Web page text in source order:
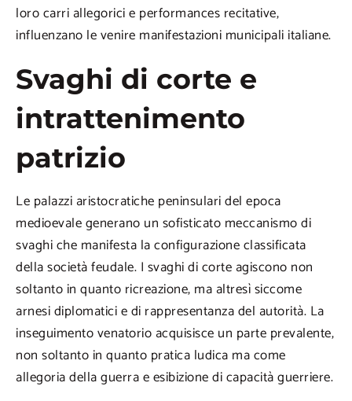
loro carri allegorici e performances recitative,
influenzano le venire manifestazioni municipali italiane.
Svaghi di corte e
intrattenimento
patrizio
Le palazzi aristocratiche peninsulari del epoca
medioevale generano un sofisticato meccanismo di
svaghi che manifesta la configurazione classificata
della società feudale. I svaghi di corte agiscono non
soltanto in quanto ricreazione, ma altresì siccome
arnesi diplomatici e di rappresentanza del autorità. La
inseguimento venatorio acquisisce un parte prevalente,
non soltanto in quanto pratica ludica ma come
allegoria della guerra e esibizione di capacità guerriere.